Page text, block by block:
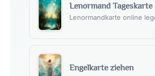
Lenormand Tageskarte
Lenormandkarte online
Engelkarte ziehen